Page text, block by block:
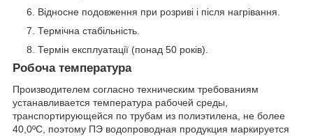
Відносне подовження при розриві і після нагрівання.
Термічна стабільність.
Термін експлуатації (понад 50 років).
Робоча температура
Производителем согласно техническим требованиям
устанавливается температура рабочей среды,
транспортирующейся по трубам из полиэтилена, не более
40,0ºС, поэтому ПЭ водопроводная продукция маркируется